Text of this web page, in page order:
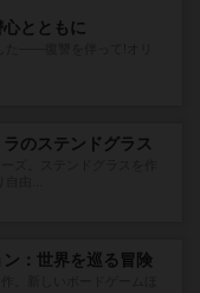
とともに
のステンドグラス
：世界を巡る冒険